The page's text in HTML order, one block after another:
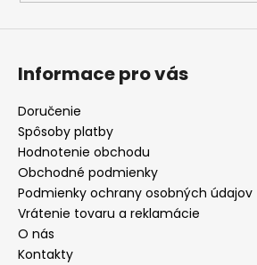
Informace pro vás
Doručenie
Spôsoby platby
Hodnotenie obchodu
Obchodné podmienky
Podmienky ochrany osobných údajov
Vrátenie tovaru a reklamácie
O nás
Kontakty